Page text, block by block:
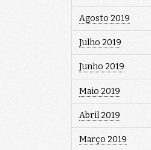
Agosto 2019
Julho 2019
Junho 2019
Maio 2019
Abril 2019
Março 2019